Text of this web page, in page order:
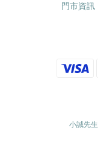
門市資
小誠先